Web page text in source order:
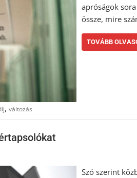
apróságok
össze, mire
TOVÁBB
, változás
Szó szerint